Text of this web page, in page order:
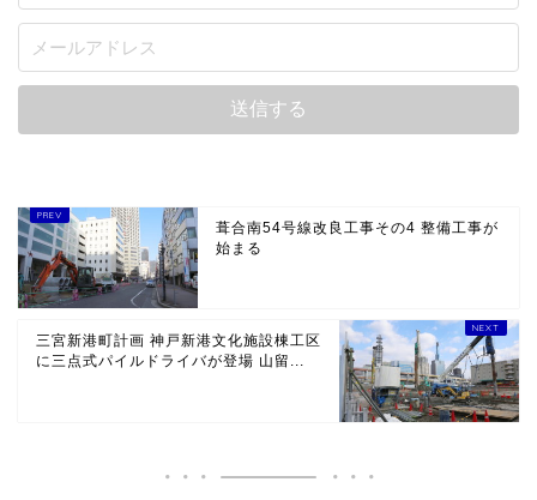
葺合南54号線改良工事その4 整備工事が
始まる
三宮新港町計画 神戸新港文化施設棟工区
に三点式パイルドライバが登場 山留...